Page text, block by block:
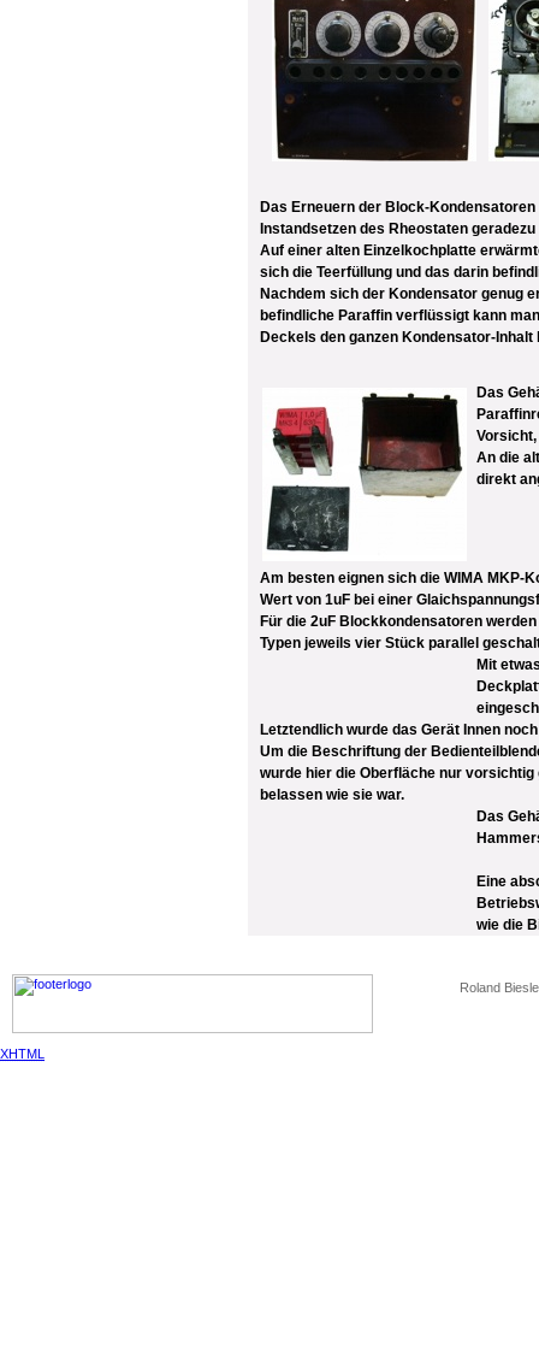
Das Erneuern der Block-
Instandsetzen des Rheostaten
Auf einer alten Einzelkochplatte
sich die Teerfüllung und das darin
Nachdem sich der Kondensator genug
befindliche Paraffin verflüssigt kann
Deckels den ganzen Kondensator-
Das
An die
direkt
Am besten eignen sich die WIMA MKP-
Wert von 1uF bei einer
Für die 2uF Blockkondensatoren
Typen jeweils vier Stück parallel
Mit
Letztendlich wurde das Gerät Innen
Um die Beschriftung der
wurde hier die Oberfläche nur
belassen wie sie war.
Das
Eine
wie die
Roland
XHTML